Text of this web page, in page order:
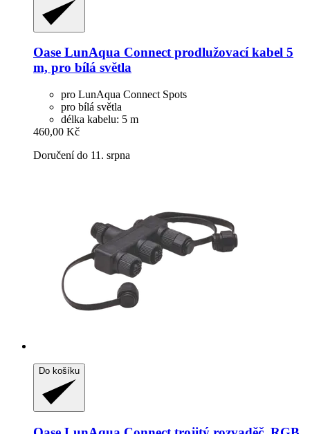
Oase LunAqua Connect prodlužovací kabel 5
m, pro bílá světla
pro LunAqua Connect Spots
pro bílá světla
délka kabelu: 5 m
460,00 Kč
Doručení do 11. srpna
Do košíku